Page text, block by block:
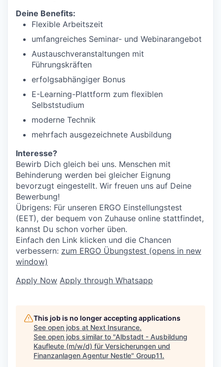
Deine Benefits:
Flexible Arbeitszeit
umfangreiches Seminar- und Webinarangebot
Austauschveranstaltungen mit
Führungskräften
erfolgsabhängiger Bonus
E-Learning-Plattform zum flexiblen
Selbststudium
moderne Technik
mehrfach ausgezeichnete Ausbildung
Interesse?
Bewirb Dich gleich bei uns. Menschen mit
Behinderung werden bei gleicher Eignung
bevorzugt eingestellt. Wir freuen uns auf Deine
Bewerbung!
Übrigens: Für unseren ERGO Einstellungstest
(EET), der bequem von Zuhause online stattfindet,
kannst Du schon vorher üben.
Einfach den Link klicken und die Chancen
verbessern: zum ERGO Übungstest (opens in new
window)
Apply Now Apply through Whatsapp
This job is no longer accepting applications
See open jobs at Next Insurance.
See open jobs similar to "Albstadt - Ausbildung
Kaufleute (m/w/d) für Versicherungen und
Finanzanlagen Agentur Nestle" Group11.